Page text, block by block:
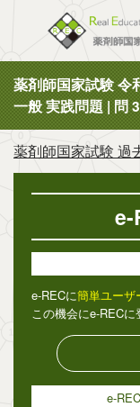
薬剤師国家試験 令
一般 実践問題 | 問
薬剤師国家試験 過
e-
e-RECに簡単ユーザ
この機会にe-RECに
e-